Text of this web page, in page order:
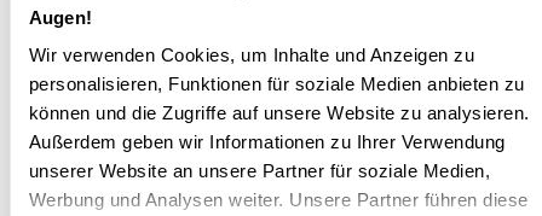
Augen!
Wir verwenden Cookies, um Inhalte und Anzeigen zu
personalisieren, Funktionen für soziale Medien anbieten zu
können und die Zugriffe auf unsere Website zu analysieren.
Außerdem geben wir Informationen zu Ihrer Verwendung
unserer Website an unsere Partner für soziale Medien,
Werbung und Analysen weiter. Unsere Partner führen diese